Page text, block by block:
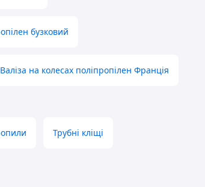
бузковий
Валіза на колесах поліпропілен Франція
Трубні кліщі